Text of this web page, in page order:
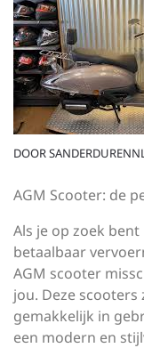
DOOR
AGM Scooter: de
Als je op zoek
betaalbaar
AGM scooter
jou. Deze
gemakkelijk in
een modern en